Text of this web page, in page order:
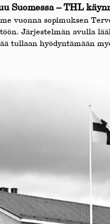
Suomessa – THL
vuonna sopimuksen
Järjestelmän avulla
tullaan hyödyntämään